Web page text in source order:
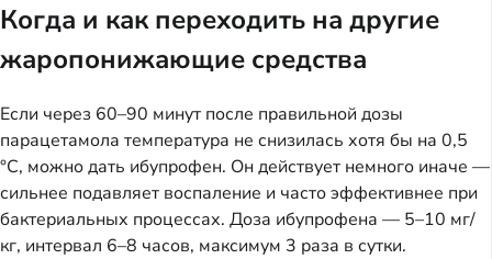
Когда и как переходить на другие
жаропонижающие средства
Если через 60–90 минут после правильной дозы
парацетамола температура не снизилась хотя бы на 0,5
°C, можно дать ибупрофен. Он действует немного иначе —
сильнее подавляет воспаление и часто эффективнее при
бактериальных процессах. Доза ибупрофена — 5–10 мг/
кг, интервал 6–8 часов, максимум 3 раза в сутки.